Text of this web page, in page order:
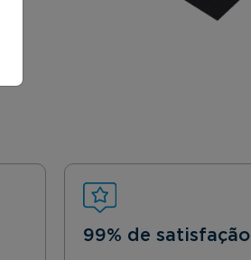
99% de satisfação